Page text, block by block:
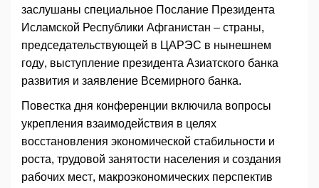
заслушаны специальное Послание Президента
Исламской Республики Афганистан – страны,
председательствующей в ЦАРЭС в нынешнем
году, выступление президента Азиатского банка
развития и заявление Всемирного банка.
Повестка дня конференции включила вопросы
укрепления взаимодействия в целях
восстановления экономической стабильности и
роста, трудовой занятости населения и создания
рабочих мест, макроэкономических перспектив